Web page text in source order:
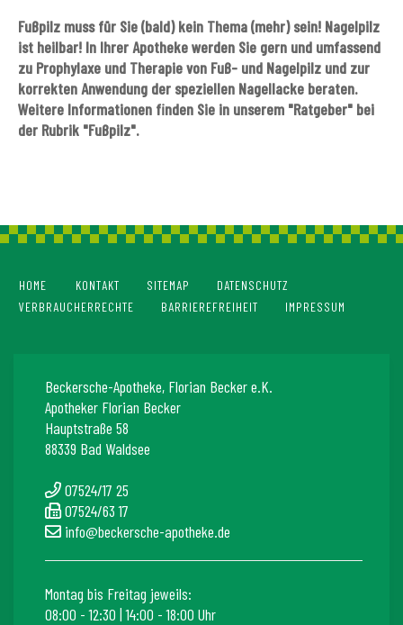
Fußpilz muss für Sie (bald) kein Thema (mehr) sein! Nagelpilz
ist heilbar! In Ihrer Apotheke werden Sie gern und umfassend
zu Prophylaxe und Therapie von Fuß- und Nagelpilz und zur
korrekten Anwendung der speziellen Nagellacke beraten.
Weitere Informationen finden Sie in unserem "Ratgeber" bei
der Rubrik "Fußpilz".
HOME KONTAKT SITEMAP
DATENSCHUTZ
VERBRAUCHERRECHTE
BARRIEREFREIHEIT IMPRESSUM
Beckersche-Apotheke, Florian Becker e.K.
Apotheker Florian Becker
Hauptstraße 58
88339 Bad Waldsee
07524/17 25
07524/63 17
info@beckersche-apotheke.de
Montag bis Freitag jeweils:
08:00 - 12:30 | 14:00 - 18:00 Uhr